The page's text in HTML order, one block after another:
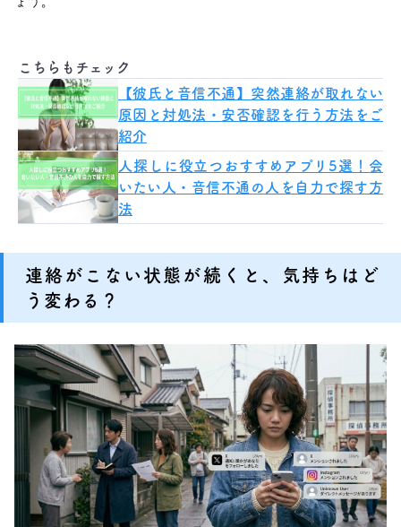
こちらもチェック
【彼氏と音信不通】突然連絡が取れない
原因と対処法・安否確認を行う方法をご
紹介
人探しに役立つおすすめアプリ5選！会
いたい人・音信不通の人を自力で探す方
法
連絡がこない状態が続くと、気持ちはど
う変わる？